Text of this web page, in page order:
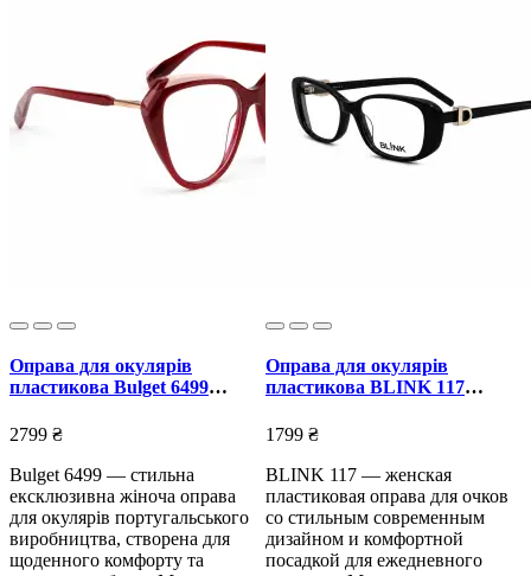
Оправа для окулярів
пластикова Bulget 6499
2799 ₴
Bulget 6499 — стильна
ексклюзивна жіноча оправа
для окулярів португальського
виробництва, створена для
щоденного комфорту та
Оправа для окулярів
пластикова BLINK 117
1799 ₴
BLINK 117 — женская
пластиковая оправа для очков
со стильным современным
дизайном и комфортной
посадкой для ежедневного